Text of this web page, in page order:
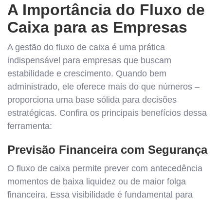
A Importância do Fluxo de
Caixa para as Empresas
A gestão do fluxo de caixa é uma prática
indispensável para empresas que buscam
estabilidade e crescimento. Quando bem
administrado, ele oferece mais do que números –
proporciona uma base sólida para decisões
estratégicas. Confira os principais benefícios dessa
ferramenta:
Previsão Financeira com Segurança
O fluxo de caixa permite prever com antecedência
momentos de baixa liquidez ou de maior folga
financeira. Essa visibilidade é fundamental para